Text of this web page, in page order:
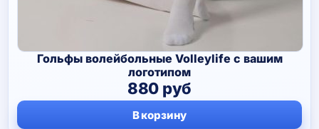
Гольфы волейбольные Volleylife с вашим
логотипом
880 руб
В корзину